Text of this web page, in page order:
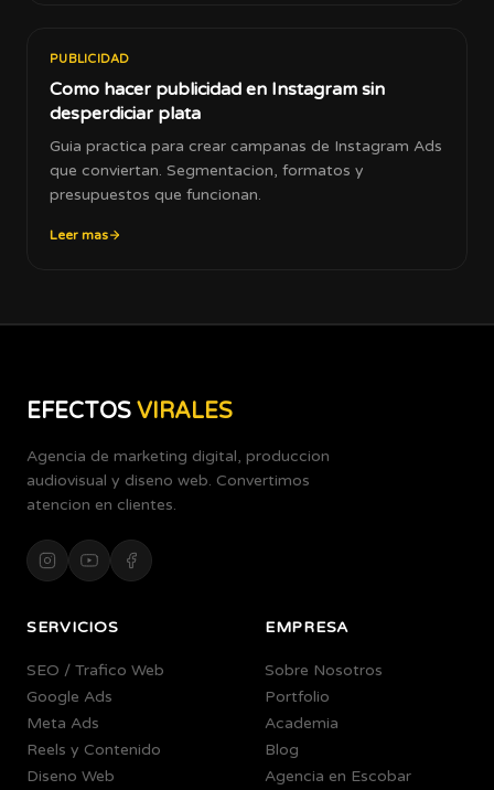
PUBLICIDAD
Como hacer publicidad en Instagram sin
desperdiciar plata
Guia practica para crear campanas de Instagram Ads
que conviertan. Segmentacion, formatos y
presupuestos que funcionan.
Leer mas
EFECTOS VIRALES
Agencia de marketing digital, produccion
audiovisual y diseno web. Convertimos
atencion en clientes.
SERVICIOS
SEO / Trafico Web
Google Ads
Meta Ads
Reels y Contenido
Diseno Web
EMPRESA
Sobre Nosotros
Portfolio
Academia
Blog
Agencia en Escobar